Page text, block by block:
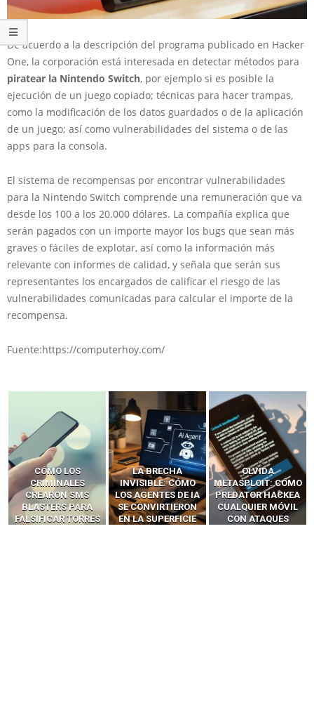
De acuerdo a la descripción del programa publicado en Hacker
One, la corporación está interesada en detectar métodos para
piratear la Nintendo Switch, por ejemplo si es posible la
ejecución de un juego copiado; técnicas para hacer trampas,
como la modificación de los datos guardados o de la aplicación
de un juego; así como vulnerabilidades del sistema o de las
apps para la consola.
El sistema de recompensas por encontrar vulnerabilidades
para la Nintendo Switch comprende una remuneración que va
desde los 100 a los 20.000 dólares. La compañía explica que
serán pagados con un importe mayor los bugs que sean más
graves o fáciles de explotar, así como la información más
relevante con informes de calidad, y señala que serán sus
representantes los encargados de calificar el riesgo de las
vulnerabilidades comunicadas para calcular el importe de la
recompensa.
Fuente:https://computerhoy.com/
LA BRECHA
INVISIBLE: CÓMO
LOS AGENTES DE IA
SE CONVIRTIERON
EN LA SUPERFICIE
OLVIDA
METASPLOIT: CÓMO
PREDATOR HACKEA
CUALQUIER MÓVIL
CON ATAQUES
CÓMO LOS HACKERS
INTERCEPTAN OTPS
Y LLAMADAS
MÓVILES SIN
‘HACKEAR’ — EL